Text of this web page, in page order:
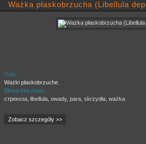
Ważka płaskobrzucha (Libellula
Opis:
Ważki płaskobrzuche.
Słowa kluczowe:
cтрекоза libellula owady, para skrzydła ważka
Zobacz szczegóły >>